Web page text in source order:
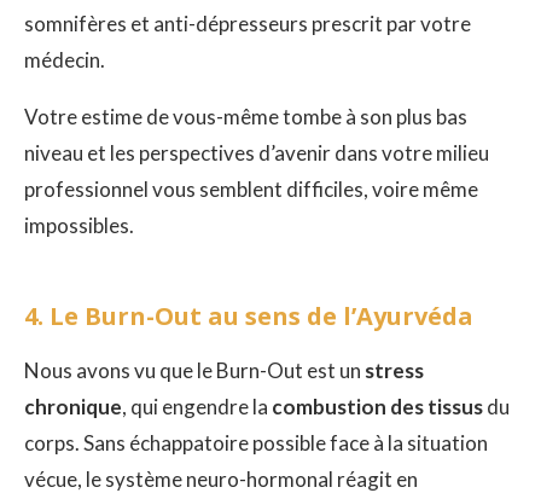
somnifères et anti-dépresseurs prescrit par votre
médecin.
Votre estime de vous-même tombe à son plus bas
niveau et les perspectives d’avenir dans votre milieu
professionnel vous semblent difficiles, voire même
impossibles.
4. Le Burn-Out au sens de l’Ayurvéda
Nous avons vu que le Burn-Out est un stress
chronique, qui engendre la combustion des tissusdu
corps. Sans échappatoire possible face à la situation
vécue, le système neuro-hormonal réagit en